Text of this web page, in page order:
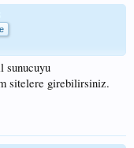
sunucuyu
sitelere girebilirsiniz.